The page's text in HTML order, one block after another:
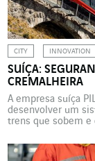
CITY INNOVATION
SUÍÇA:
CREMALHEIRA
A empresa suíça
desenvolver um
trens que sobem e
inteiro um acesso
mais populares